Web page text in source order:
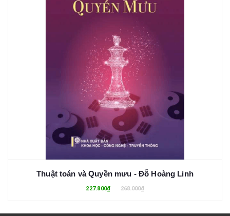
Thuật toán và Quyền mưu - Đỗ Hoàng Linh
227.800₫ 268.000₫